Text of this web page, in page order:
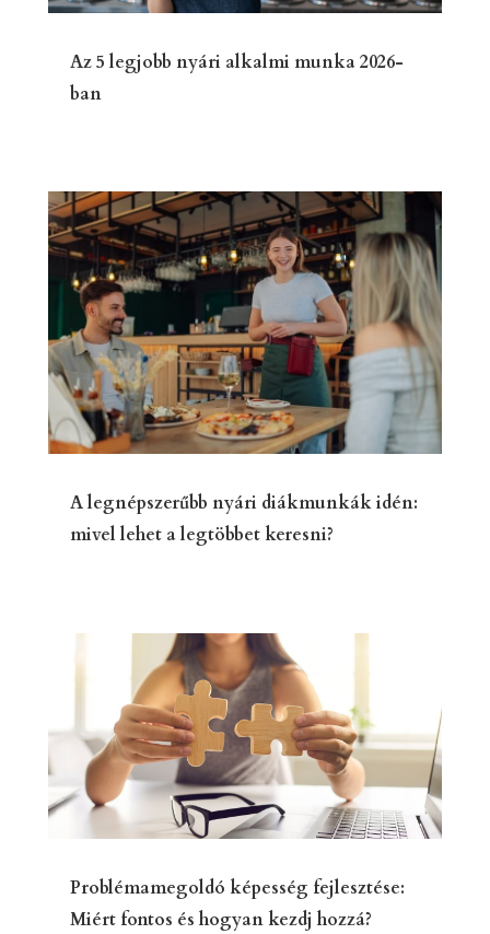
Az 5 legjobb nyári alkalmi munka 2026-
ban
A legnépszerűbb nyári diákmunkák idén:
mivel lehet a legtöbbet keresni?
Problémamegoldó képesség fejlesztése:
Miért fontos és hogyan kezdj hozzá?